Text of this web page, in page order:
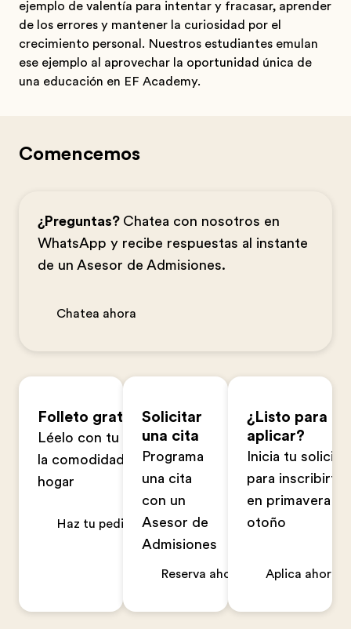
ejemplo de valentía para intentar y fracasar, aprender
de los errores y mantener la curiosidad por el
crecimiento personal. Nuestros estudiantes emulan
ese ejemplo al aprovechar la oportunidad única de
una educación en EF Academy.
Comencemos
¿Preguntas? Chatea con nosotros en
WhatsApp y recibe respuestas al instante
de un Asesor de Admisiones.
Chatea ahora
Folleto gratuito
Léelo con tu familia en
la comodidad de tu
hogar
Haz tu pedido ahora
Solicitar
una cita
Programa
una cita
con un
Asesor de
Admisiones
Reserva ahora
¿Listo para
aplicar?
Inicia tu
para inscribirte
en primavera u
otoño
Aplica ahora